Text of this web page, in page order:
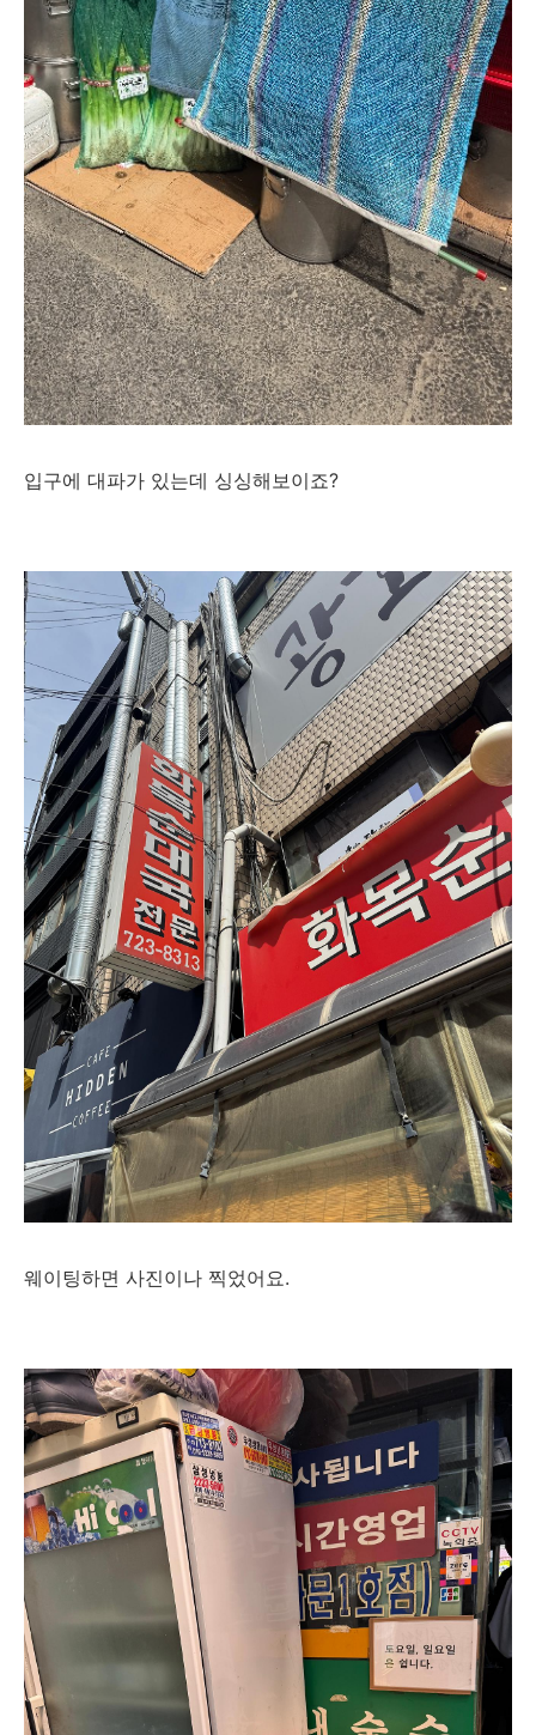
입구에 대파가 있는데 싱싱해보이죠?
웨이팅하면 사진이나 찍었어요.